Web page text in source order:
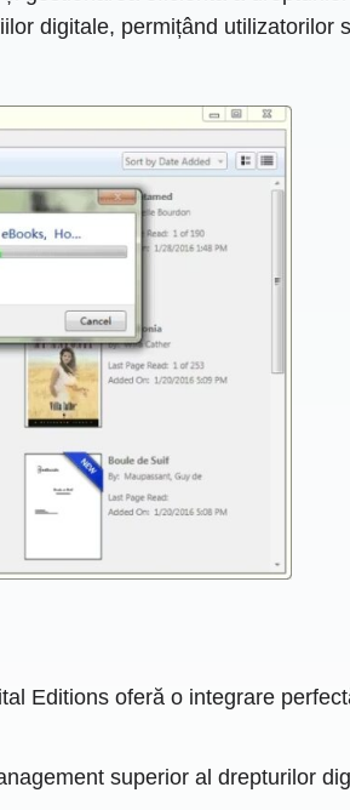
digitale, permițând utilizatorilor
Editions oferă o integrare
superior al drepturilor